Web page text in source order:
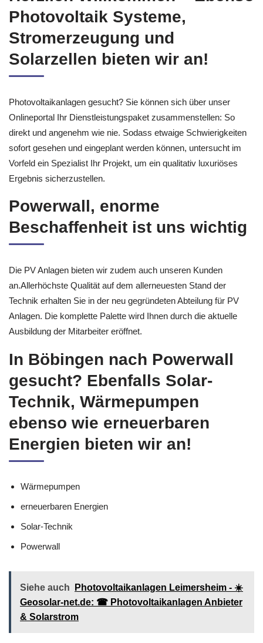
Photovoltaik Systeme,
Stromerzeugung und
Solarzellen bieten wir an!
Photovoltaikanlagen gesucht? Sie können sich über unser
Onlineportal Ihr Dienstleistungspaket zusammenstellen: So
direkt und angenehm wie nie. Sodass etwaige Schwierigkeiten
sofort gesehen und eingeplant werden können, untersucht im
Vorfeld ein Spezialist Ihr Projekt, um ein qualitativ luxuriöses
Ergebnis sicherzustellen.
Powerwall, enorme
Beschaffenheit ist uns wichtig
Die PV Anlagen bieten wir zudem auch unseren Kunden
an.Allerhöchste Qualität auf dem allerneuesten Stand der
Technik erhalten Sie in der neu gegründeten Abteilung für PV
Anlagen. Die komplette Palette wird Ihnen durch die aktuelle
Ausbildung der Mitarbeiter eröffnet.
In Böbingen nach Powerwall
gesucht? Ebenfalls Solar-
Technik, Wärmepumpen
ebenso wie erneuerbaren
Energien bieten wir an!
Wärmepumpen
erneuerbaren Energien
Solar-Technik
Powerwall
Siehe auch
Photovoltaikanlagen Leimersheim - ☀️
Geosolar-net.de: ☎ Photovoltaikanlagen Anbieter
& Solarstrom